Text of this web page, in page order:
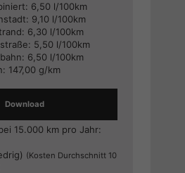
6,50 l/100km
9,10 l/100km
6,30 l/100km
5,50 l/100km
6,50 l/100km
147,00 g/km
Download
15.000 km pro Jahr:
(Kosten Durchschnitt 10